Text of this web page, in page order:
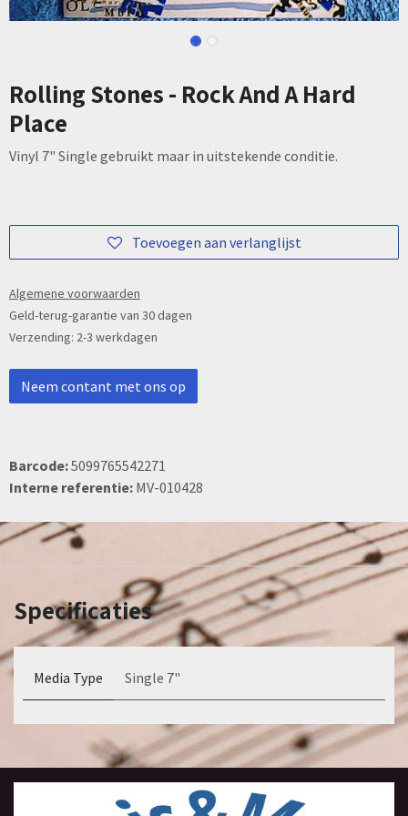
Rolling Stones - Rock And A Hard
Place
Vinyl 7" Single gebruikt maar in uitstekende conditie.
Toevoegen aan verlanglijst
Algemene voorwaarden
Geld-terug-garantie van 30 dagen
Verzending: 2-3 werkdagen
Neem contant met ons op
Barcode:5099765542271
Interne referentie: MV-010428
Specificaties
Media Type Single 7"